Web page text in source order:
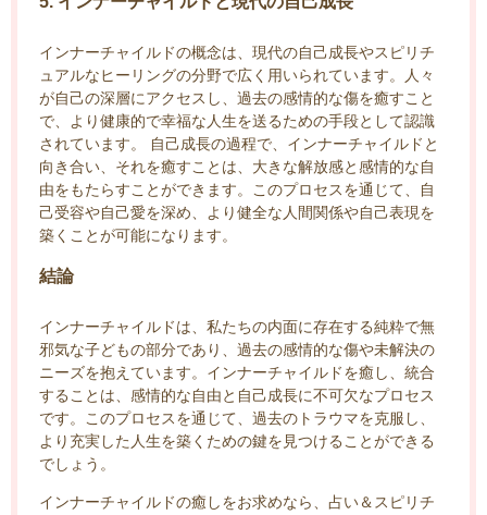
インナーチャイルドの概念は、現代の自己成長やスピリチ
ュアルなヒーリングの分野で広く用いられています。人々
が自己の深層にアクセスし、過去の感情的な傷を癒すこと
で、より健康的で幸福な人生を送るための手段として認識
されています。 自己成長の過程で、インナーチャイルドと
向き合い、それを癒すことは、大きな解放感と感情的な自
由をもたらすことができます。このプロセスを通じて、自
己受容や自己愛を深め、より健全な人間関係や自己表現を
築くことが可能になります。
結論
インナーチャイルドは、私たちの内面に存在する純粋で無
邪気な子どもの部分であり、過去の感情的な傷や未解決の
ニーズを抱えています。インナーチャイルドを癒し、統合
することは、感情的な自由と自己成長に不可欠なプロセス
です。このプロセスを通じて、過去のトラウマを克服し、
より充実した人生を築くための鍵を見つけることができる
でしょう。
インナーチャイルドの癒しをお求めなら、占い＆スピリチ